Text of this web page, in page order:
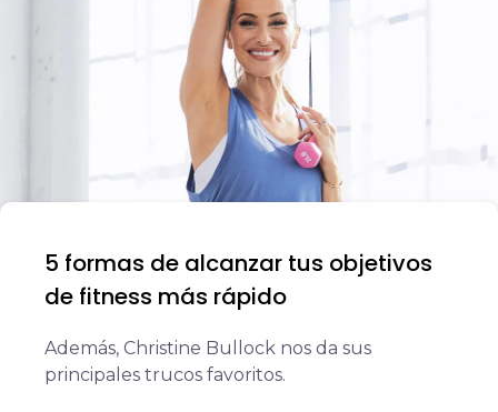
5 formas de alcanzar tus objetivos
de fitness más rápido
Además, Christine Bullock nos da sus
principales trucos favoritos.